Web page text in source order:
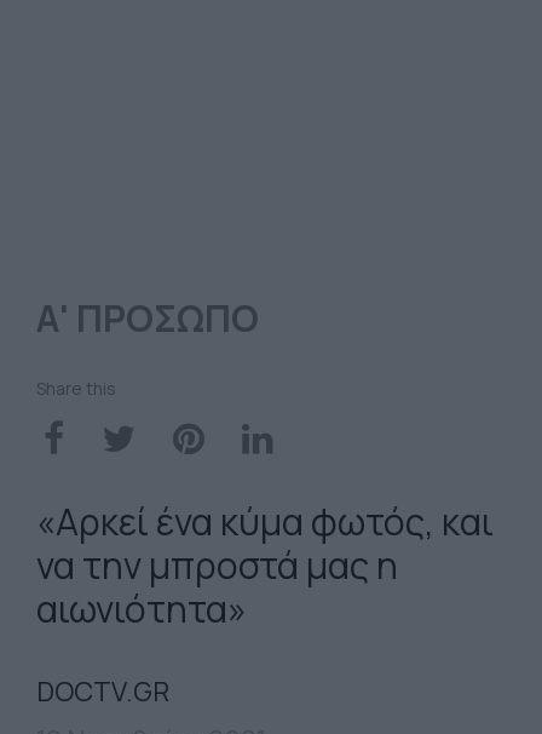
Α' ΠΡΟΣΩΠΟ
Share this
«Αρκεί ένα κύμα φωτός, και
να την μπροστά μας η
αιωνιότητα»
DOCTV.GR